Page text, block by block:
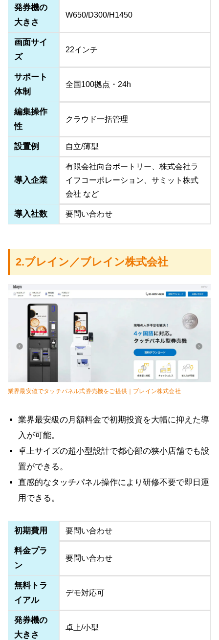
発券機の
大きさ
W650/D300/H1450
画面サイ
ズ
22インチ
サポート
体制
全国100拠点・24h
編集操作
性
クラウド一括管理
設置例 自立/薄型
導入企業
有限会社向台ポートリー、株式会社ラ
イフコーポレーション、サミット株式
会社 など
導入社数 要問い合わせ
2.ブレイン／ブレイン株式会社
業界最安値でタッチパネル式券売機をご提供｜ブレイン株式会社
業界最安級の月額料金で初期投資を大幅に抑えた導
入が可能。
卓上サイズの超小型設計で都心部の狭小店舗でも設
置ができる。
直感的なタッチパネル操作により研修不要で即日運
用できる。
初期費用 要問い合わせ
料金プラ
ン
要問い合わせ
無料トラ
イアル
デモ対応可
発券機の
大きさ
卓上/小型